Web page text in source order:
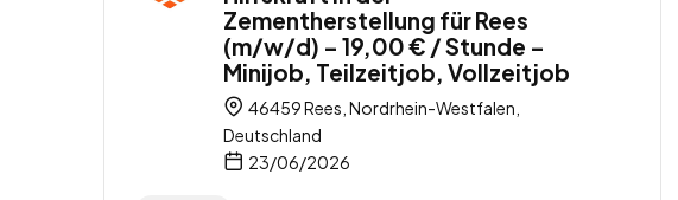
Zementherstellung für Rees
(m/w/d) – 19,00 € / Stunde –
Minijob, Teilzeitjob, Vollzeitjob
46459 Rees, Nordrhein-Westfalen,
Deutschland
23/06/2026